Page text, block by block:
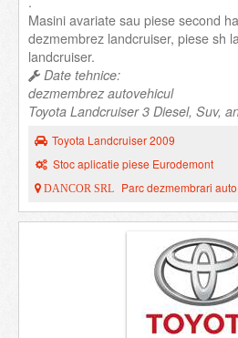
Masini avariate sau piese second
dezmembrez landcruiser, piese sh
landcruiser.
Date tehnice:
dezmembrez autovehicul
Toyota Landcruiser 3 Diesel, Suv,
Toyota Landcruiser 2009
Stoc aplicatie piese Eurodemont
DANCOR SRL Parc dezmembrari